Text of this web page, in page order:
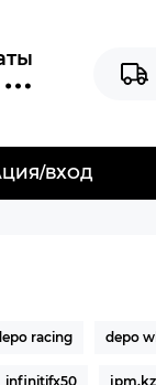
ВХОД
racing depo
infinitifx50 jpm.kz